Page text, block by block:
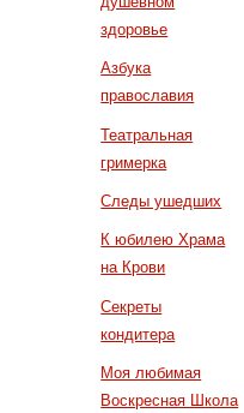
здоровье
Азбука
православия
Театральная
гримерка
Следы ушедших
К юбилею Храма
на Крови
Секреты
кондитера
Моя любимая
Воскресная Школа